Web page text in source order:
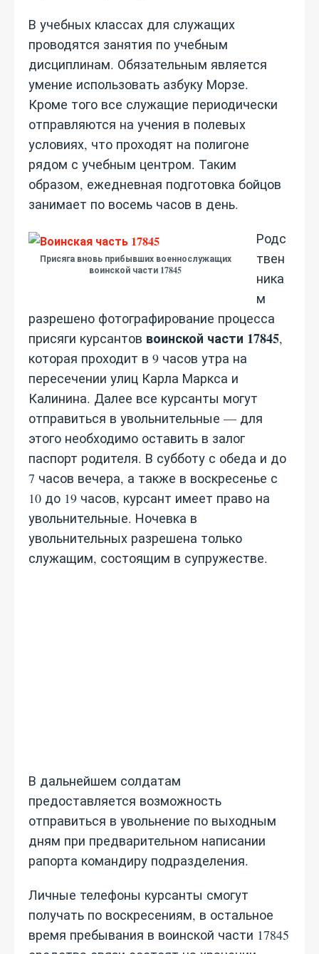
В учебных классах для служащих
проводятся занятия по учебным
дисциплинам. Обязательным является
умение использовать азбуку Морзе.
Кроме того все служащие периодически
отправляются на учения в полевых
условиях, что проходят на полигоне
рядом с учебным центром. Таким
образом, ежедневная подготовка бойцов
занимает по восемь часов в день.
Присяга вновь прибывших военнослужащих
воинской части 17845
Родс
твен
ника
м
разрешено фотографирование процесса
присяги курсантов воинской части 17845,
которая проходит в 9 часов утра на
пересечении улиц Карла Маркса и
Калинина. Далее все курсанты могут
отправиться в увольнительные — для
этого необходимо оставить в залог
паспорт родителя. В субботу с обеда и до
7 часов вечера, а также в воскресенье с
10 до 19 часов, курсант имеет право на
увольнительные. Ночевка в
увольнительных разрешена только
служащим, состоящим в супружестве.
В дальнейшем солдатам
предоставляется возможность
отправиться в увольнение по выходным
дням при предварительном написании
рапорта командиру подразделения.
Личные телефоны курсанты смогут
получать по воскресениям, в остальное
время пребывания в воинской части 17845